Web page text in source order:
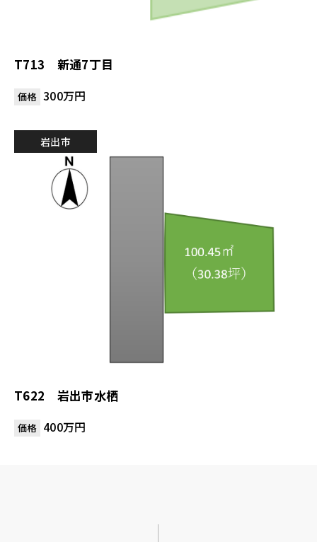
T713 新通7丁目
価格 300万円
岩出市
T622 岩出市水栖
価格 400万円